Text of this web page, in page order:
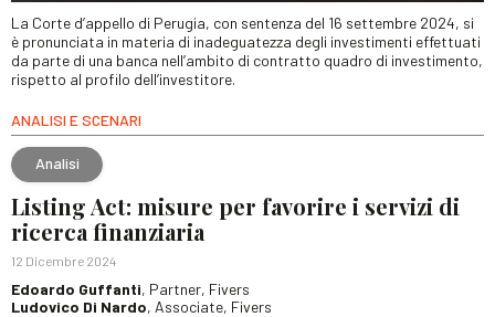
La Corte d’appello di Perugia, con sentenza del 16 settembre 2024, si
è pronunciata in materia di inadeguatezza degli investimenti effettuati
da parte di una banca nell’ambito di contratto quadro di investimento,
rispetto al profilo dell’investitore.
ANALISI E SCENARI
Analisi
Listing Act: misure per favorire i servizi di
ricerca finanziaria
12 Dicembre 2024
Edoardo Guffanti, Partner, Fivers
Ludovico Di Nardo, Associate, Fivers